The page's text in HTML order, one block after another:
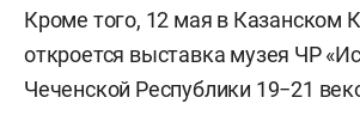
Кроме того, 12 мая в Казанском
откроется выставка музея ЧР
Чеченской Республики 19−21